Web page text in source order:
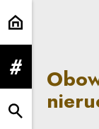
rozwiń menu
rozwiń wyszukiwarkę